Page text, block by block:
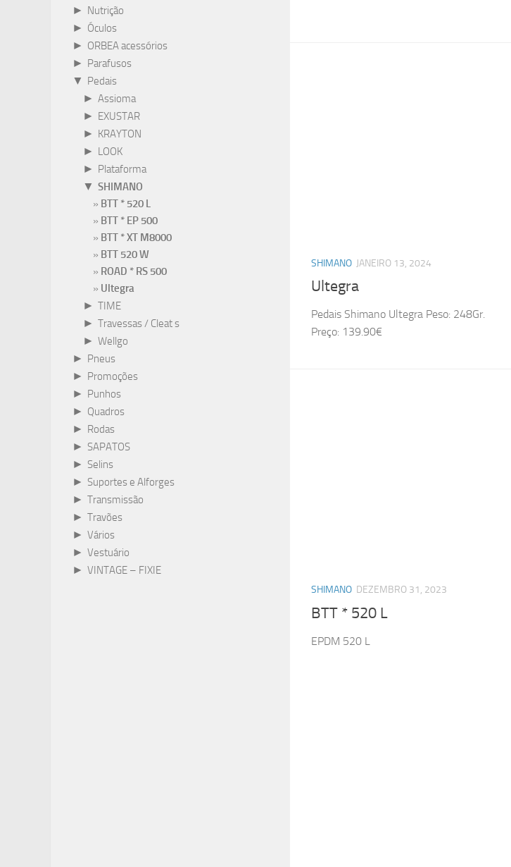
SHIMANO JANEIRO 13, 2024
Ultegra
Pedais Shimano Ultegra Peso: 248Gr.
Preço: 139.90€
SHIMANO DEZEMBRO 31, 2023
BTT * 520 L
EPDM 520 L
► Nutrição
► Óculos
► ORBEA acessórios
► Parafusos
▼ Pedais
► Assioma
► EXUSTAR
► KRAYTON
► LOOK
► Plataforma
▼ SHIMANO
BTT * 520 L
BTT * EP 500
BTT * XT M8000
BTT 520 W
ROAD * RS 500
Ultegra
► TIME
► Travessas / Cleat s
► Wellgo
► Pneus
► Promoções
► Punhos
► Quadros
► Rodas
► SAPATOS
► Selins
► Suportes e Alforges
► Transmissão
► Travões
► Vários
► Vestuário
► VINTAGE – FIXIE